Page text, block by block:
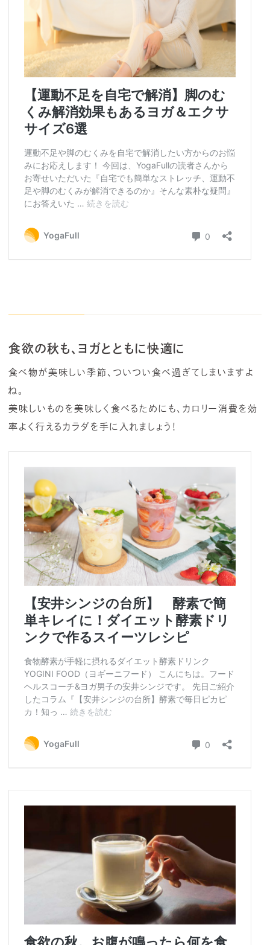
食欲の秋も、ヨガとともに快適に
食べ物が美味しい季節、ついつい食べ過ぎてしまいますよ
ね。
美味しいものを美味しく食べるためにも、カロリー消費を効
率よく行えるカラダを手に入れましょう！